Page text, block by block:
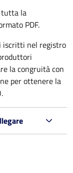
tutta la
PDF.
iscritti nel registro
la congruità con
per ottenere la